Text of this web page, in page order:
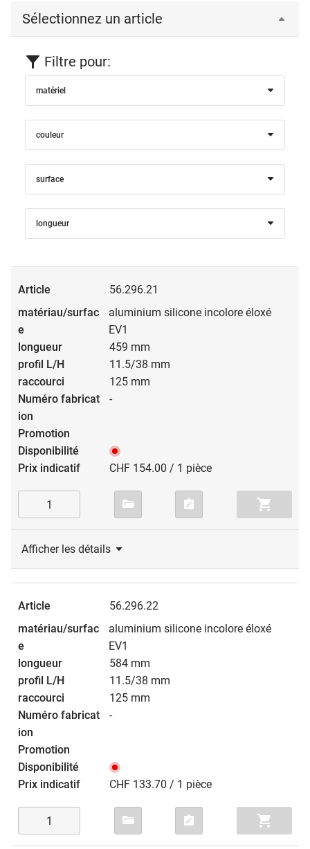
Sélectionnez un article
Filtre pour:
matériel
couleur
surface
longueur
56.296.21
aluminium silicone incolore éloxé
EV1
459 mm
11.5/38 mm
125 mm
-
CHF 154.00 / 1 pièce
Afficher les détails
56.296.22
aluminium silicone incolore éloxé
EV1
584 mm
11.5/38 mm
125 mm
-
CHF 133.70 / 1 pièce